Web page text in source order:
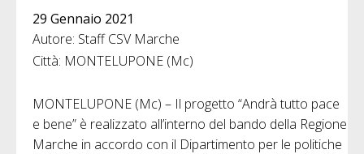
29 Gennaio 2021
Autore: Staff CSV Marche
Città: MONTELUPONE (Mc)
MONTELUPONE (Mc) – Il progetto “Andrà tutto pace
e bene” è realizzato all’interno del bando della Regione
Marche in accordo con il Dipartimento per le politiche